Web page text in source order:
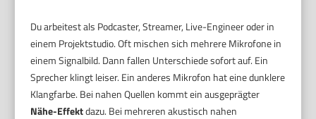
Du arbeitest als Podcaster, Streamer, Live-Engineer oder in
einem Projektstudio. Oft mischen sich mehrere Mikrofone in
einem Signalbild. Dann fallen Unterschiede sofort auf. Ein
Sprecher klingt leiser. Ein anderes Mikrofon hat eine dunklere
Klangfarbe. Bei nahen Quellen kommt ein ausgeprägter
Nähe-Effektdazu. Bei mehreren akustisch nahen